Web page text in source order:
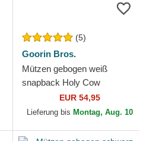
(5)
Goorin Bros.
Mützen gebogen weiß
snapback Holy Cow
Religulous The Farm Goorin
Bros.
EUR 54,95
Lieferung bis Montag, Aug. 10